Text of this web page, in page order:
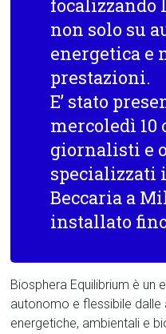
focalizzando
non solo su
energetica e
prestazioni.
E’ stato
mercoledì 10
giornalisti e
specializzati
Beccaria a
installato
Biosphera Equilibrium è
autonomo e flessibile dalle
energetiche, ambientali e